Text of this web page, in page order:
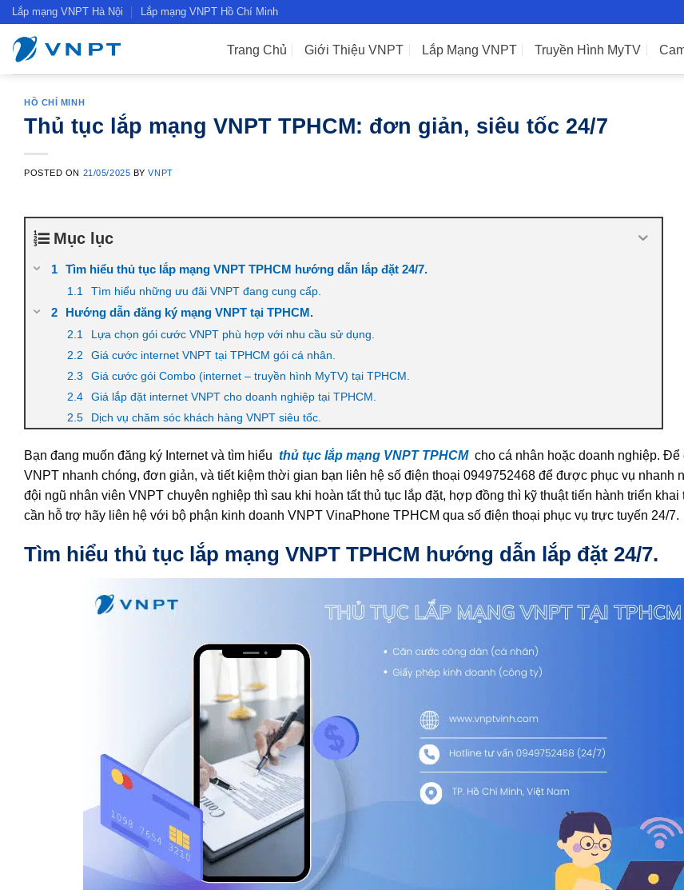
Skip
content
Lắp mạng VNPT Hà Nội Lắp mạng VNPT Hồ Chí Minh
Trang Chủ Giới Thiệu VNPT Lắp Mạng VNPT Truyền Hình MyTV
HỒ CHÍ MINH
Thủ tục lắp mạng VNPT TPHCM: đơn giản, siêu tốc 24/7
POSTED ON 21/05/2025 BYVNPT
Mục lục
Tìm hiểu thủ tục lắp mạng VNPT TPHCM hướng dẫn lắp đặt 24/7.
Tìm hiểu những ưu đãi VNPT đang cung cấp.
Hướng dẫn đăng ký mạng VNPT tại TPHCM.
Lựa chọn gói cước VNPT phù hợp với nhu cầu sử dụng.
Giá cước internet VNPT tại TPHCM gói cá nhân.
Giá cước gói Combo (internet – truyền hình MyTV) tại TPHCM.
Giá lắp đặt internet VNPT cho doanh nghiệp tại TPHCM.
Dịch vụ chăm sóc khách hàng VNPT siêu tốc.
Bạn đang muốn đăng ký Internet và tìm hiểu thủ tục lắp mạng VNPT TPHCM cho cá nhân hoặc doanh nghiệp. Để
VNPT nhanh chóng, đơn giản, và tiết kiệm thời gian bạn liên hệ số điện thoại 0949752468 để được phục vụ nhanh
đội ngũ nhân viên VNPT chuyên nghiệp thì sau khi hoàn tất thủ tục lắp đặt, hợp đồng thì kỹ thuật tiến hành triển khai
cần hỗ trợ hãy liên hệ với bộ phận kinh doanh VNPT VinaPhone TPHCM qua số điện thoại phục vụ trực tuyến 24/7.
Tìm hiểu thủ tục lắp mạng VNPT TPHCM hướng dẫn lắp đặt 24/7.